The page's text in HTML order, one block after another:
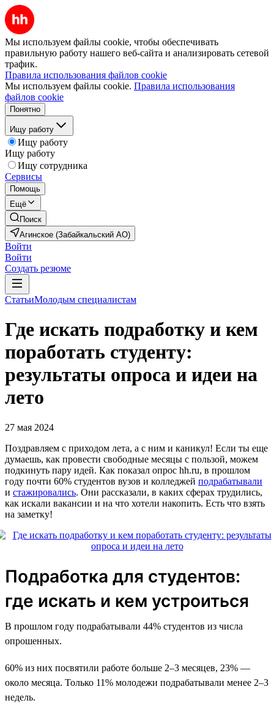
Мы используем файлы cookie, чтобы обеспечивать
правильную работу нашего веб-сайта и анализировать сетевой
трафик.
Правила использования файлов cookie
Мы используем файлы cookie. Правила использования
файлов cookie
Понятно
Ищу работу
Ищу работу
Ищу работу
Ищу сотрудника
Сервисы
Помощь
Ещё
Поиск
Агинское (Забайкальский АО)
Войти
Войти
Создать резюме
СтатьиМолодым специалистам
Где искать подработку и кем
поработать студенту:
результаты опроса и идеи на
лето
27 мая 2024
Поздравляем с приходом лета, а с ним и каникул! Если ты еще
думаешь, как провести свободные месяцы с пользой, можем
подкинуть пару идей. Как показал опрос hh.ru, в прошлом
году почти 60% студентов вузов и колледжей подрабатывали
и стажировались. Они рассказали, в каких сферах трудились,
как искали вакансии и на что хотели накопить. Есть что взять
на заметку!
Подработка для студентов:
где искать и кем устроиться
В прошлом году подрабатывали 44% студентов из числа
опрошенных.
60% из них посвятили работе больше 2–3 месяцев, 23% —
около месяца. Только 11% молодежи подрабатывали менее 2–3
недель.